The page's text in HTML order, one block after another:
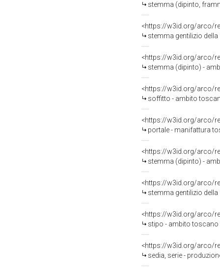
stemma (dipinto,
<https://w3id.org/arco/
stemma gentilizio
<https://w3id.org/arco/
stemma (dipinto) -
<https://w3id.org/arco/
soffitto - ambito
<https://w3id.org/arco/
portale - manifattura
<https://w3id.org/arco/
stemma (dipinto) -
<https://w3id.org/arco/
stemma gentilizio
<https://w3id.org/arco/
stipo - ambito toscano
<https://w3id.org/arco/
sedia, serie -